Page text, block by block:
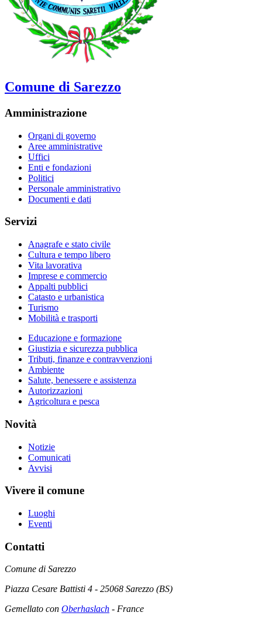
Comune di Sarezzo
Amministrazione
Organi di governo
Aree amministrative
Uffici
Enti e fondazioni
Politici
Personale amministrativo
Documenti e dati
Servizi
Anagrafe e stato civile
Cultura e tempo libero
Vita lavorativa
Imprese e commercio
Appalti pubblici
Catasto e urbanistica
Turismo
Mobilità e trasporti
Educazione e formazione
Giustizia e sicurezza pubblica
Tributi, finanze e contravvenzioni
Ambiente
Salute, benessere e assistenza
Autorizzazioni
Agricoltura e pesca
Novità
Notizie
Comunicati
Avvisi
Vivere il comune
Luoghi
Eventi
Contatti
Comune di Sarezzo
Piazza Cesare Battisti 4 - 25068 Sarezzo (BS)
Gemellato con Oberhaslach - France